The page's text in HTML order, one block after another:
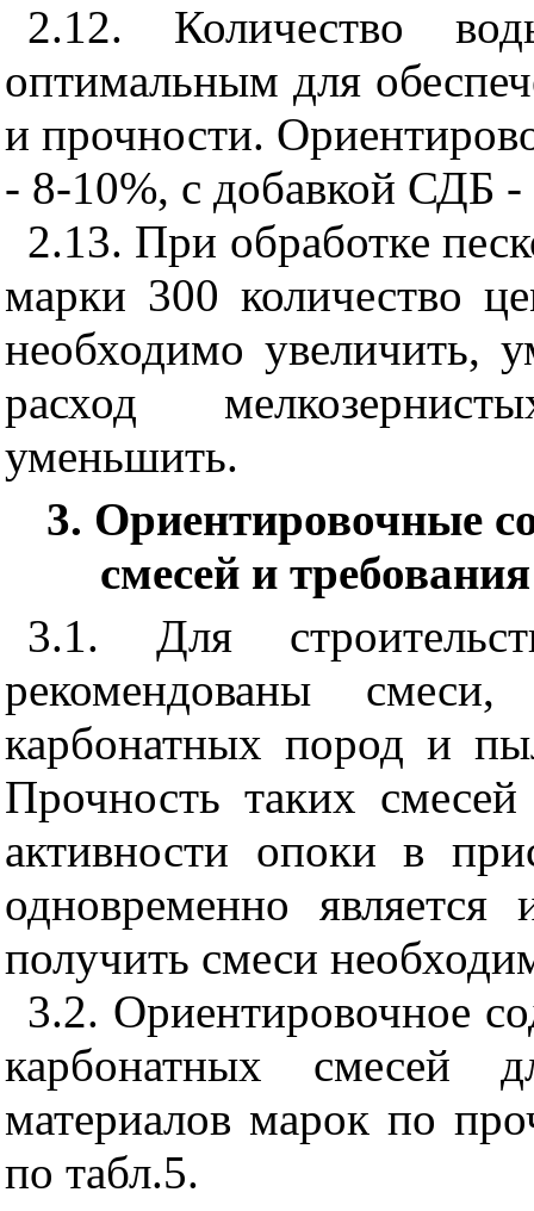
2.12. Количество
оптимальным для
и прочности.
- 8-10%, с добавкой СДБ
2.13. При обработке
марки 300 количество
необходимо увеличить,
расход
уменьшить.
3. Ориентировочные
смесей и требования
3.1. Для
рекомендованы
карбонатных пород и
Прочность таких
активности опоки в
одновременно
получить смеси
3.2. Ориентировочное
карбонатных смесей
материалов марок по
по табл.5.